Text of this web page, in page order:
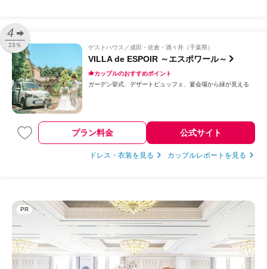
4
23％ ゲストハウス 成田・佐倉・酒々井（千葉県）
VILLA de ESPOIR ～エスポワール～
カップルのおすすめポイント
ガーデン挙式
デザートビュッフェ 宴会場から緑が見える
プラン料金 公式サイト
ドレス・衣装を見る カップルレポートを見る
PR